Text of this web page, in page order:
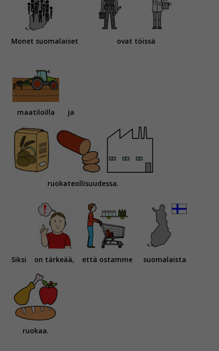
Monet suomalaiset ovat töissä
maatiloilla ja
ruokateollisuudessa.
Siksi on tärkeää, että ostamme suomalaista
ruokaa.